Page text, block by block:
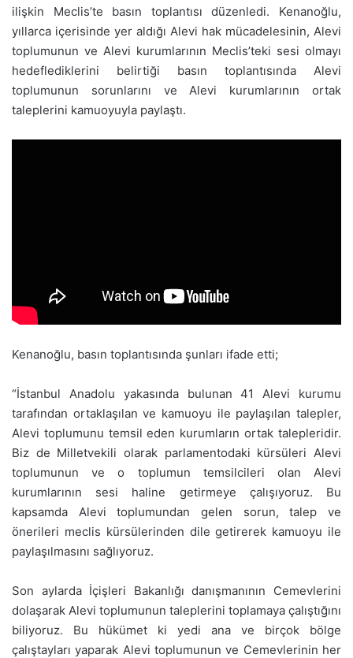
ilişkin Meclis’te basın toplantısı düzenledi. Kenanoğlu,
yıllarca içerisinde yer aldığı Alevi hak mücadelesinin, Alevi
toplumunun ve Alevi kurumlarının Meclis’teki sesi olmayı
hedeflediklerini belirtiği basın toplantısında Alevi
toplumunun sorunlarını ve Alevi kurumlarının ortak
taleplerini kamuoyuyla paylaştı.
Kenanoğlu, basın toplantısında şunları ifade etti;
“İstanbul Anadolu yakasında bulunan 41 Alevi kurumu
tarafından ortaklaşılan ve kamuoyu ile paylaşılan talepler,
Alevi toplumunu temsil eden kurumların ortak talepleridir.
Biz de Milletvekili olarak parlamentodaki kürsüleri Alevi
toplumunun ve o toplumun temsilcileri olan Alevi
kurumlarının sesi haline getirmeye çalışıyoruz. Bu
kapsamda Alevi toplumundan gelen sorun, talep ve
önerileri meclis kürsülerinden dile getirerek kamuoyu ile
paylaşılmasını sağlıyoruz.
Son aylarda İçişleri Bakanlığı danışmanının Cemevlerini
dolaşarak Alevi toplumunun taleplerini toplamaya çalıştığını
biliyoruz. Bu hükümet ki yedi ana ve birçok bölge
çalıştayları yaparak Alevi toplumunun ve Cemevlerinin her